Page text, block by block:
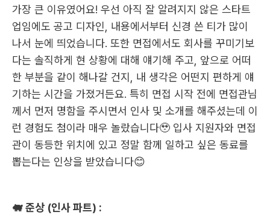
가장 큰 이유였어요! 우선 아직 잘 알려지지 않은 스타트
업임에도 공고 디자인, 내용에서부터 신경 쓴 티가 많이
나서 눈에 띄었습니다. 또한 면접에서도 회사를 꾸미기보
다는 솔직하게 현 상황에 대해 얘기해 주고, 앞으로 어떠
한 부분을 같이 해나갈 건지, 내 생각은 어떤지 편하게 얘
기하는 시간을 가졌거든요. 특히 면접 시작 전에 면접관님
께서 먼저 명함을 주시면서 인사 및 소개를 해주셨는데 이
런 경험도 첨이라 매우 놀랐습니다🥹 입사 지원자와 면접
관이 동등한 위치에 있고 정말 함께 일하고 싶은 동료를
뽑는다는 인상을 받았습니다😊
🐖 준상 (인사 파트) :